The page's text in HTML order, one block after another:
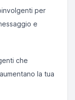
per
e
che
la tua